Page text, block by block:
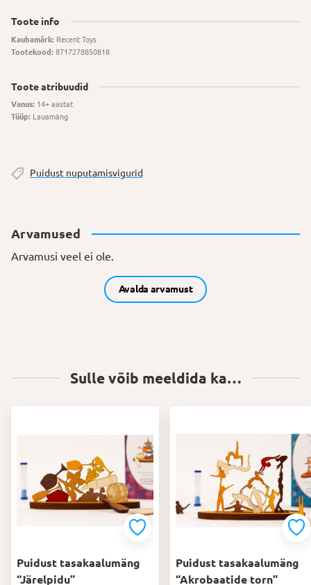
Toote info
Kaubamärk: Recent Toys
Tootekood: 8717278850818
Toote atribuudid
Vanus: 14+ aastat
Tüüp: Lauamäng
Puidust nuputamisvigurid
Arvamused
Arvamusi veel ei ole.
Avalda arvamust
Sulle võib meeldida ka…
Puidust tasakaalumäng
“Järelpidu”
Puidust tasakaalumäng
“Akrobaatide torn”